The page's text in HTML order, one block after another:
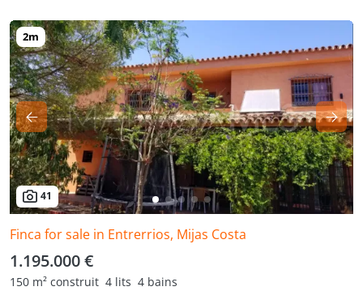
41
Finca for sale in Entrerrios, Mijas Costa
1.195.000 €
150 m² construit 4 lits 4 bains